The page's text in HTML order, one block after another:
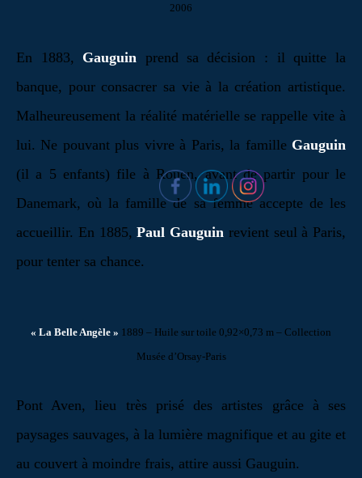
2006
En 1883, Gauguin prend sa décision : il quitte la
banque, pour consacrer sa vie à la création artistique.
Malheureusement la réalité matérielle se rappelle vite à
lui. Ne pouvant plus vivre à Paris, la famille Gauguin
(il a 5 enfants) file à Rouen, avant de partir pour le
Danemark, où la famille de sa femme accepte de les
accueillir. En 1885,Paul Gauguin revient seul à Paris,
pour tenter sa chance.
« La Belle Angèle » 1889 – Huile sur toile 0,92×0,73 m – Collection
Musée d’Orsay-Paris
Pont Aven, lieu très prisé des artistes grâce à ses
paysages sauvages, à la lumière magnifique et au gite et
au couvert à moindre frais, attire aussi Gauguin.